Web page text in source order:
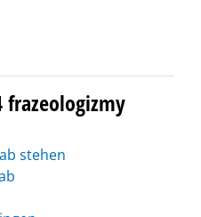
frazeologizmy
stehen